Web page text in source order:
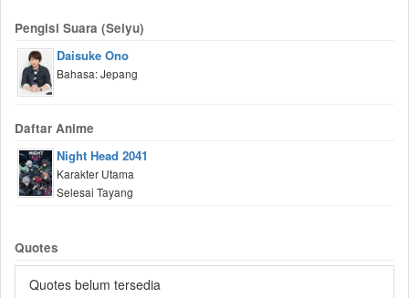
Pengisi Suara (Seiyu)
Daisuke Ono
Bahasa: Jepang
Daftar Anime
Night Head 2041
Karakter Utama
Selesai Tayang
Quotes
Quotes belum tersedia